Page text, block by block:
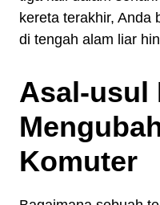
kereta terakhir, Anda
di tengah alam liar
Asal-usul
Komuter